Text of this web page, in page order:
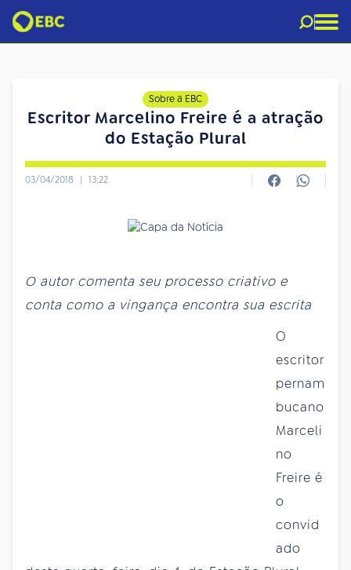
Sobre a EBC
Escritor Marcelino Freire é a atração
do Estação Plural
03/04/2018 | 13:22
O autor comenta seu processo criativo e
conta como a vingança encontra sua escrita
O
escritor
pernam
bucano
Marceli
no
Freire é
o
convid
ado